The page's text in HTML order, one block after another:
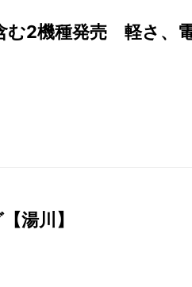
む2機種発売 軽さ、
湯川】